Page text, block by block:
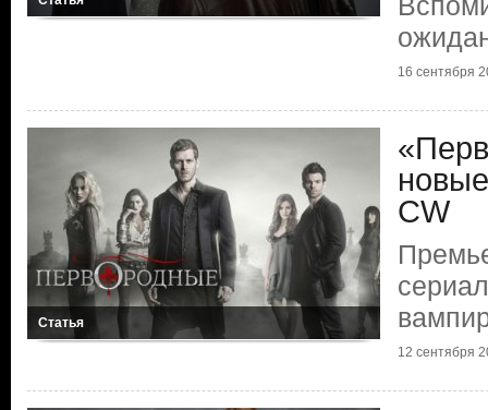
16 сентября
Статья
CW
12 сентября